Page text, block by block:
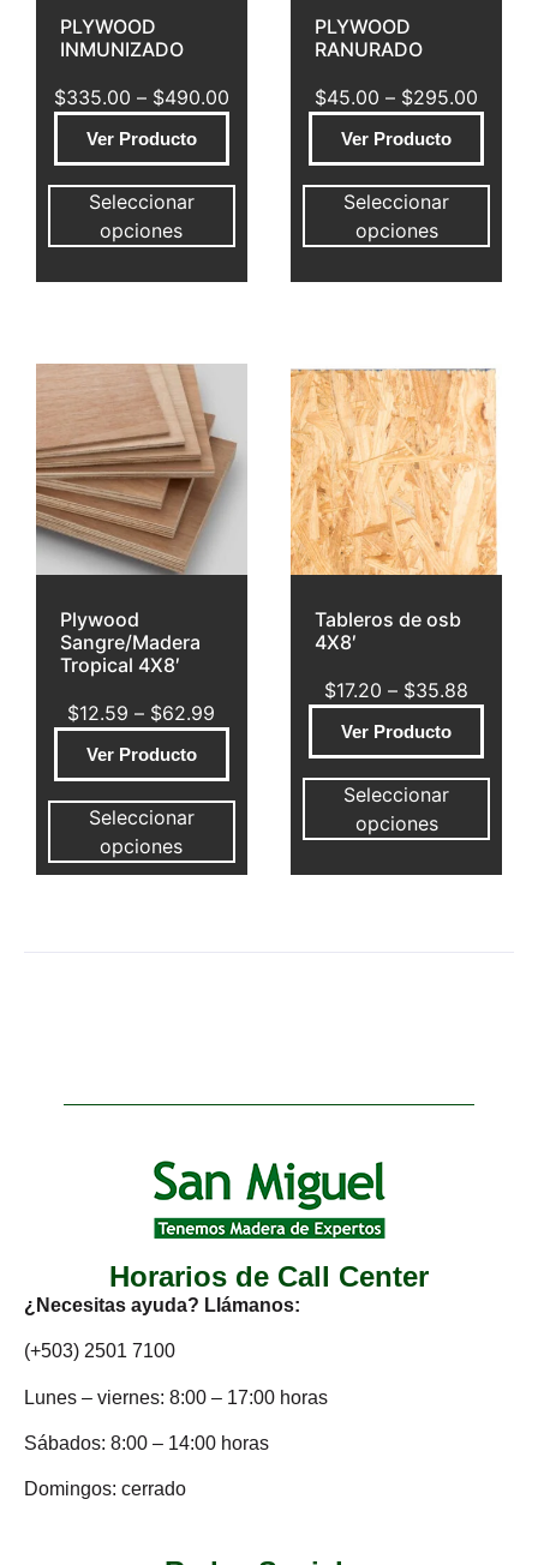
PLYWOOD
INMUNIZADO
$335.00 – $490.00
Ver Producto
Seleccionar
opciones
PLYWOOD
RANURADO
$45.00 – $295.00
Ver Producto
Seleccionar
opciones
Plywood
Sangre/Madera
Tropical 4X8′
$12.59 – $62.99
Ver Producto
Seleccionar
opciones
Tableros de osb
4X8′
$17.20 – $35.88
Ver Producto
Seleccionar
opciones
Horarios de Call Center
¿Necesitas ayuda? Llámanos:
(+503) 2501 7100
Lunes – viernes: 8:00 – 17:00 horas
Sábados: 8:00 – 14:00 horas
Domingos: cerrado